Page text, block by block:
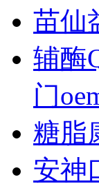
苗仙
辅酶
门
糖脂
安神